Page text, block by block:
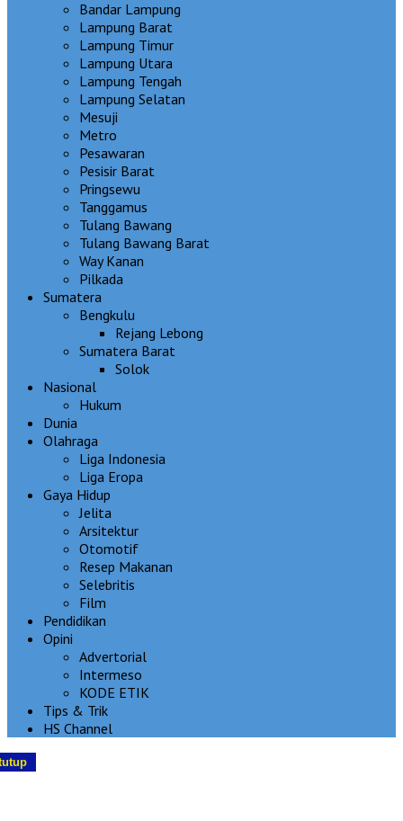
Bandar Lampung
Lampung Barat
Lampung Timur
Lampung Utara
Lampung Tengah
Lampung Selatan
Mesuji
Metro
Pesawaran
Pesisir Barat
Pringsewu
Tanggamus
Tulang Bawang
Tulang Bawang Barat
Way Kanan
Pilkada
Sumatera
Bengkulu
Rejang Lebong
Sumatera Barat
Solok
Nasional
Hukum
Dunia
Olahraga
Liga Indonesia
Liga Eropa
Gaya Hidup
Jelita
Arsitektur
Otomotif
Resep Makanan
Selebritis
Film
Pendidikan
Opini
Advertorial
Intermeso
KODE ETIK
Tips & Trik
HS Channel